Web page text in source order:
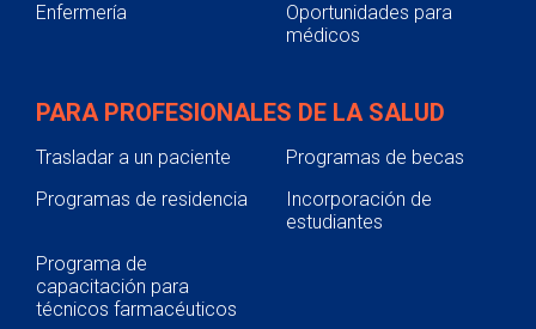
Enfermería
Oportunidades para
médicos
PARA PROFESIONALES DE LA SALUD
Trasladar a un paciente
Programas de becas
Programas de residencia
Incorporación de
estudiantes
Programa de
capacitación para
técnicos farmacéuticos